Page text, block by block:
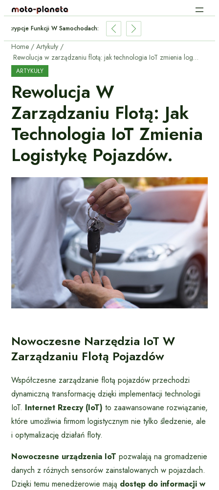
Subskrypcje Funkcji W Samochodach: Płacić Za Podgrzewane Fotele Co
Home
Artykuły
Rewolucja w zarządzaniu flotą: jak technologia IoT zmienia logistykę pojazdów.
ARTYKUŁY
Rewolucja W
Zarządzaniu Flotą: Jak
Technologia IoT Zmienia
Logistykę Pojazdów.
Nowoczesne Narzędzia IoT W
Zarządzaniu Flotą Pojazdów
Współczesne zarządzanie flotą pojazdów przechodzi
dynamiczną transformację dzięki implementacji technologii
IoT. Internet Rzeczy (IoT) to zaawansowane rozwiązanie,
które umożliwia firmom logistycznym nie tylko śledzenie, ale
i optymalizację działań floty.
Nowoczesne urządzenia IoT pozwalają na gromadzenie
danych z różnych sensorów zainstalowanych w pojazdach.
Dzięki temu menedżerowie mają dostęp do informacji w